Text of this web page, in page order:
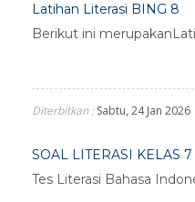
Latihan Literasi BING 8
Berikut ini
Diterbitkan :Sabtu, 24 Jan 2026
SOAL LITERASI KELAS
Tes Literasi Bahasa